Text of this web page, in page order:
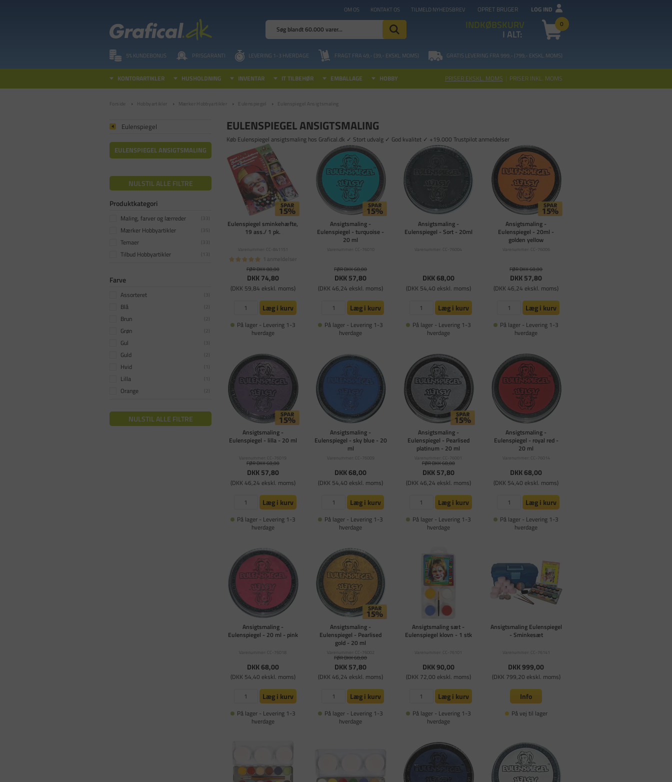
OM OS KONTAKT OS TILMELD NYHEDSBREV OPRET BRUGER LOG IND
INDKØBSKURV 0
I ALT:
5% KUNDEBONUS PRISGARANTI LEVERING 1-3 HVERDAGE FRAGT FRA 49,- (39,- EKSKL. MOMS) GRATIS LEVERING FRA 999,- (799,- EKSKL. MOMS)
KONTORARTIKLER HUSHOLDNING INVENTAR IT TILBEHØR EMBALLAGE HOBBY PRISER EKSKL. MOMS | PRISER INKL. MOMS
Forside Hobbyartikler Mærker Hobbyartikler Eulenspiegel Eulenspiegel Ansigtsmaling
Eulenspiegel
EULENSPIEGEL ANSIGTSMALING
NULSTIL ALLE FILTRE
Produktkategori
Maling, farver og lærreder ( 33)
Mærker Hobbyartikler ( 35)
Temaer ( 33)
Tilbud Hobbyartikler ( 13)
Farve
Assorteret ( 3)
Blå (2 )
Brun (2 )
Grøn (2 )
Gul ( 3)
Guld (2 )
Hvid ( 1 )
Lilla ( 1 )
Orange (2 )
SortNULSTIL ALLE FILTRE
EULENSPIEGEL ANSIGTSMALING
Køb Eulenspiegel ansigtsmaling hos Grafical.dk ✓ Stort udvalg ✓ God kvalitet ✓ +19.000 Trustpilot anmeldelser
Eulenspiegel sminkehæfte,
19 ass./ 1 pk.
Varenummer: CC-841151
1 anmeldelser
FØR DKK 88,00
DKK 74,80
(DKK 59,84 ekskl. moms)
Læg i kurv
På lager - Levering 1-3
hverdage
Ansigtsmaling -
Eulenspiegel - turquoise -
20 ml
Varenummer: CC-76010
FØR DKK 68,00
DKK 57,80
(DKK 46,24 ekskl. moms)
Læg i kurv
På lager - Levering 1-3
hverdage
Ansigtsmaling -
Eulenspiegel - Sort - 20ml
Varenummer: CC-76004
DKK 68,00
(DKK 54,40 ekskl. moms)
Læg i kurv
På lager - Levering 1-3
hverdage
Ansigtsmaling -
Eulenspiegel - 20ml -
golden yellow
Varenummer: CC-76006
FØR DKK 68,00
DKK 57,80
(DKK 46,24 ekskl. moms)
Læg i kurv
På lager - Levering 1-3
hverdage
Ansigtsmaling -
Eulenspiegel - lilla - 20 ml
Varenummer: CC-76019
FØR DKK 68,00
DKK 57,80
(DKK 46,24 ekskl. moms)
Læg i kurv
På lager - Levering 1-3
hverdage
Ansigtsmaling -
Eulenspiegel - sky blue - 20
ml
Varenummer: CC-76009
DKK 68,00
(DKK 54,40 ekskl. moms)
Læg i kurv
På lager - Levering 1-3
hverdage
Ansigtsmaling -
Eulenspiegel - Pearlised
platinum - 20 ml
Varenummer: CC-76001
FØR DKK 68,00
DKK 57,80
(DKK 46,24 ekskl. moms)
Læg i kurv
På lager - Levering 1-3
hverdage
Ansigtsmaling -
Eulenspiegel - royal red -
20 ml
Varenummer: CC-76014
DKK 68,00
(DKK 54,40 ekskl. moms)
Læg i kurv
På lager - Levering 1-3
hverdage
Ansigtsmaling -
Eulenspiegel - 20 ml - pink
Varenummer: CC-76018
DKK 68,00
(DKK 54,40 ekskl. moms)
Læg i kurv
På lager - Levering 1-3
hverdage
Ansigtsmaling -
Eulenspiegel - Pearlised
gold - 20 ml
Varenummer: CC-76002
FØR DKK 68,00
DKK 57,80
(DKK 46,24 ekskl. moms)
Læg i kurv
På lager - Levering 1-3
hverdage
Ansigtsmaling sæt -
Eulenspiegel klovn - 1 stk
Varenummer: CC-76101
DKK 90,00
(DKK 72,00 ekskl. moms)
Læg i kurv
På lager - Levering 1-3
hverdage
Ansigtsmaling Eulenspiegel
- Sminkesæt
Varenummer: CC-76141
DKK 999,00
(DKK 799,20 ekskl. moms)
Info
På vej til lager